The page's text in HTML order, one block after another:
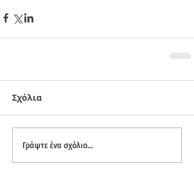
Σχόλια
Γράψτε ένα σχόλιο...